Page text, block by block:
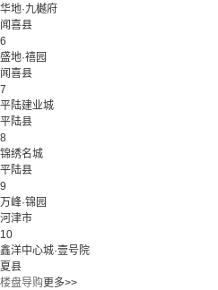
华地·九樾府
闻喜县
6
盛地·禧园
闻喜县
7
平陆建业城
平陆县
8
锦绣名城
平陆县
9
万峰·锦园
河津市
10
鑫洋中心城·壹号院
夏县
楼盘导购更多>>